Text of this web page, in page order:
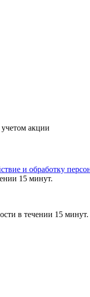
учетом акции
и обработку
15 минут.
в течении 15 минут.